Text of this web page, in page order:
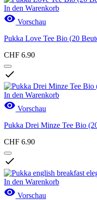
Hanftee 1
Kamillentee
1
Kräutertee 5
Schwarztee
In den Warenkorb
 Vorschau
Pukka Love Tee Bio (20
CHF 6.90

In den Warenkorb
 Vorschau
Pukka Drei Minze Tee Bio
CHF 6.90

In den Warenkorb
 Vorschau